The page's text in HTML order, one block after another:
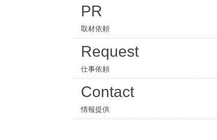
PR
取材依頼
Request
仕事依頼
Contact
情報提供